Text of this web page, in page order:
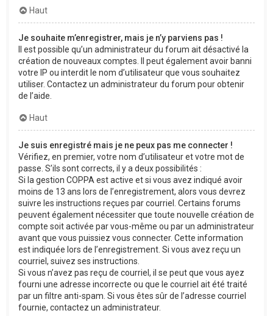
Haut
Je souhaite m’enregistrer, mais je n’y parviens pas !
Il est possible qu’un administrateur du forum ait désactivé la
création de nouveaux comptes. Il peut également avoir banni
votre IP ou interdit le nom d’utilisateur que vous souhaitez
utiliser. Contactez un administrateur du forum pour obtenir
de l’aide.
Haut
Je suis enregistré mais je ne peux pas me connecter !
Vérifiez, en premier, votre nom d’utilisateur et votre mot de
passe. S’ils sont corrects, il y a deux possibilités :
Si la gestion COPPA est active et si vous avez indiqué avoir
moins de 13 ans lors de l’enregistrement, alors vous devrez
suivre les instructions reçues par courriel. Certains forums
peuvent également nécessiter que toute nouvelle création de
compte soit activée par vous-même ou par un administrateur
avant que vous puissiez vous connecter. Cette information
est indiquée lors de l’enregistrement. Si vous avez reçu un
courriel, suivez ses instructions.
Si vous n’avez pas reçu de courriel, il se peut que vous ayez
fourni une adresse incorrecte ou que le courriel ait été traité
par un filtre anti-spam. Si vous êtes sûr de l’adresse courriel
fournie, contactez un administrateur.